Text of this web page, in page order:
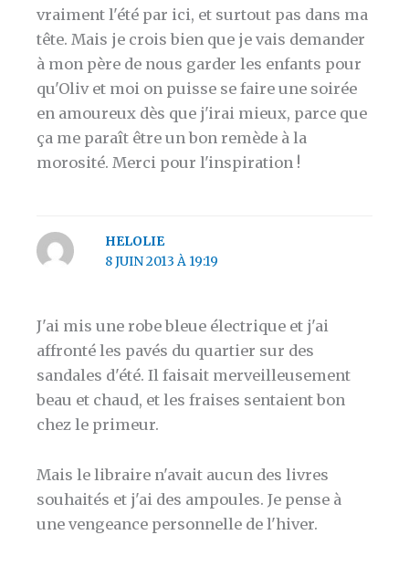
vraiment l'été par ici, et surtout pas dans ma
tête. Mais je crois bien que je vais demander
à mon père de nous garder les enfants pour
qu'Oliv et moi on puisse se faire une soirée
en amoureux dès que j'irai mieux, parce que
ça me paraît être un bon remède à la
morosité. Merci pour l'inspiration !
HELOLIE
8 JUIN 2013 À 19:19
J'ai mis une robe bleue électrique et j'ai
affronté les pavés du quartier sur des
sandales d'été. Il faisait merveilleusement
beau et chaud, et les fraises sentaient bon
chez le primeur.
Mais le libraire n'avait aucun des livres
souhaités et j'ai des ampoules. Je pense à
une vengeance personnelle de l'hiver.